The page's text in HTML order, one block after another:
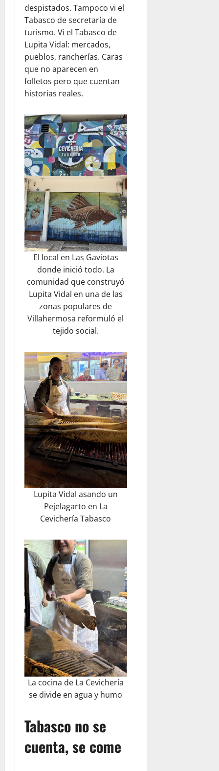
despistados. Tampoco vi el
Tabasco de secretaría de
turismo. Vi el Tabasco de
Lupita Vidal: mercados,
pueblos, rancherías. Caras
que no aparecen en
folletos pero que cuentan
historias reales.
El local en Las Gaviotas
donde inició todo. La
comunidad que construyó
Lupita Vidal en una de las
zonas populares de
Villahermosa reformuló el
tejido social.
Lupita Vidal asando un
Pejelagarto en La
Cevichería Tabasco
La cocina de La Cevichería
se divide en agua y humo
Tabasco no se
cuenta, se come